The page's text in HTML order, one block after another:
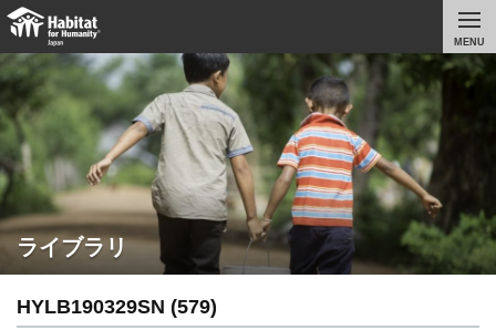
MENU
ライブラリ
HYLB190329SN (579)